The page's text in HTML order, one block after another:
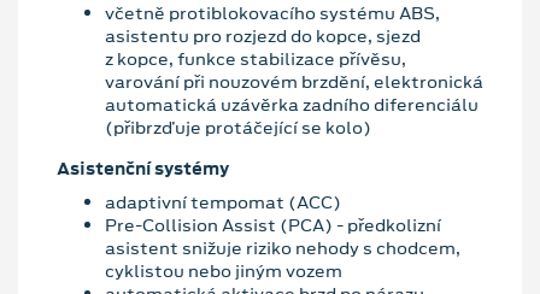
včetně protiblokovacího systému ABS,
asistentu pro rozjezd do kopce, sjezd
z kopce, funkce stabilizace přívěsu,
varování při nouzovém brzdění, elektronická
automatická uzávěrka zadního diferenciálu
(přibrzďuje protáčející se kolo)
Asistenční systémy
adaptivní tempomat (ACC)
Pre-Collision Assist (PCA) - předkolizní
asistent snižuje riziko nehody s chodcem,
cyklistou nebo jiným vozem